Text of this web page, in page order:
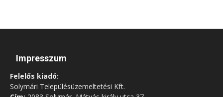
Impresszum
Felelős kiadó:
Solymári Településüzemeltetési Kft.